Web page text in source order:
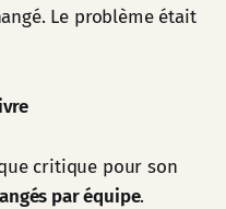
Le problème était
critique pour son
par équipe.